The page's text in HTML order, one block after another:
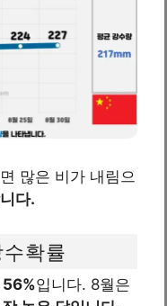
많은 비가 내림으
다.
확률
56%입니다. 8월은